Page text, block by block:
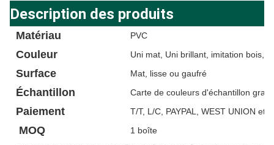
Description des produits
Matériau PVC
Couleur Uni mat, Uni brillant, imitation bois,
Surface Mat, lisse ou gaufré
Échantillon Carte de couleurs d'échantillon
Paiement T/T, L/C, PAYPAL, WEST UNION etc.
MOQ 1 boîte